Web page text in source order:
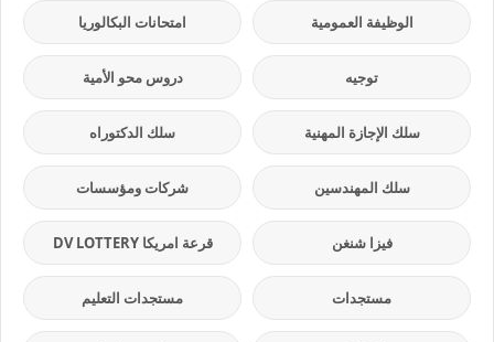
الوظيفة العمومية امتحانات البكالوريا
توجيه دروس محو الأمية
سلك الإجازة المهنية سلك الدكتوراه
سلك المهندسين شركات ومؤسسات
فيزا شنغن قرعة امريكا DV LOTTERY
مستجدات مستجدات التعليم